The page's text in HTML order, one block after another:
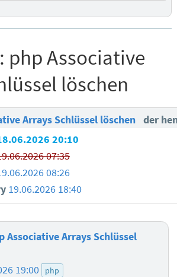
php Associative
löschen
Arrays Schlüssel löschen der
20:10
07:35
08:26
19.06.2026 18:40
Associative Arrays Schlüssel
19:00 php